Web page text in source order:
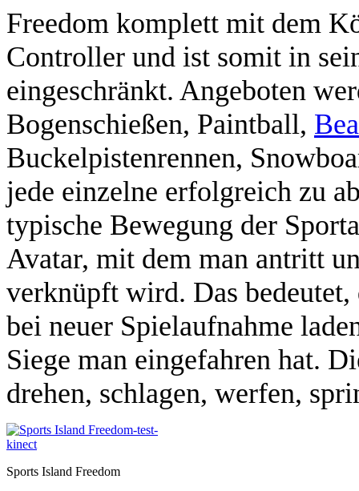
Freedom komplett mit dem
Controller und ist somit in
eingeschränkt. Angeboten
Bogenschießen, Paintball,
Buckelpistenrennen,
jede einzelne erfolgreich zu
typische Bewegung der
Avatar, mit dem man antritt
verknüpft wird. Das
bei neuer Spielaufnahme
Siege man eingefahren hat.
drehen, schlagen, werfen,
Sports Island Freedom